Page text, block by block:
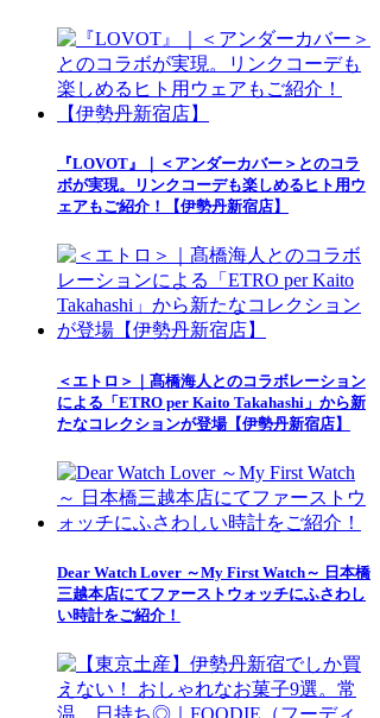
『LOVOT』｜＜アンダーカバー＞とのコラ
ボが実現。リンクコーデも楽しめるヒト用ウ
ェアもご紹介！【伊勢丹新宿店】
＜エトロ＞｜髙橋海人とのコラボレーション
による「ETRO per Kaito Takahashi」から新
たなコレクションが登場【伊勢丹新宿店】
Dear Watch Lover ～My First Watch～ 日本橋
三越本店にてファーストウォッチにふさわし
い時計をご紹介！